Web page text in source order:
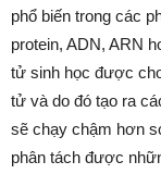
phổ biến trong các
protein, ADN, ARN
tử sinh học được
tử và do đó tạo ra
sẽ chạy chậm hơn
phân tách được